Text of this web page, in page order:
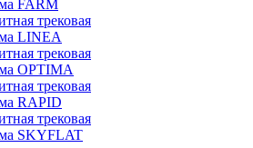
FARM
трековая
LINEA
трековая
OPTIMA
трековая
RAPID
трековая
SKYFLAT